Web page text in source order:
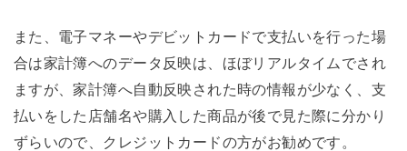
また、電子マネーやデビットカードで支払いを行った場
合は家計簿へのデータ反映は、ほぼリアルタイムでされ
ますが、家計簿へ自動反映された時の情報が少なく、支
払いをした店舗名や購入した商品が後で見た際に分かり
ずらいので、クレジットカードの方がお勧めです。